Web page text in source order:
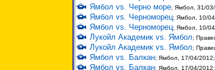
Ямбол vs. Черно море; Ямбол, 31/
Ямбол vs. Черноморец; Ямбол, 10/
Ямбол vs. Черноморец; Ямбол, 10/
Лукойл Академик vs. Ямбол;
Лукойл Академик vs. Ямбол;
Ямбол vs. Балкан; Ямбол, 17/04/
Ямбол vs. Балкан; Ямбол, 17/04/